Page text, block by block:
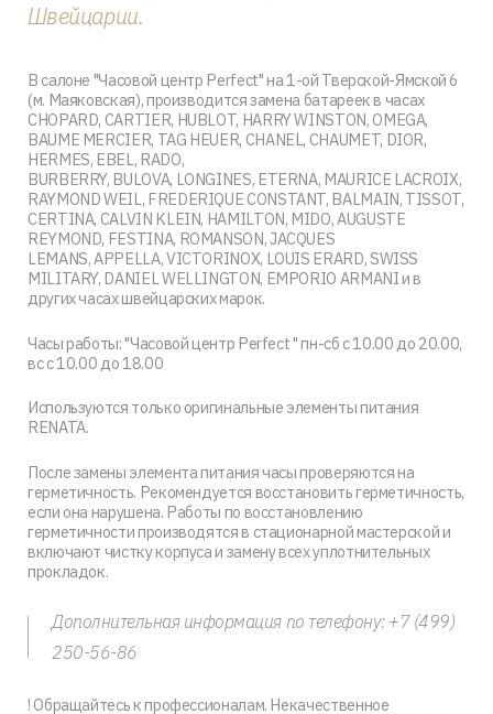
Швейцарии.
В салоне "Часовой центр Perfect" на 1-ой Тверской-Ямской 6
(м. Маяковская), производится замена батареек в часах
CHOPARD, CARTIER, HUBLOT, HARRY WINSTON, OMEGA,
BAUME MERCIER, TAG HEUER, CHANEL, CHAUMET, DIOR,
HERMES, EBEL, RADO,
BURBERRY, BULOVA, LONGINES, ETERNA, MAURICE LACROIX,
RAYMOND WEIL, FREDERIQUE CONSTANT, BALMAIN, TISSOT,
CERTINA, CALVIN KLEIN, HAMILTON, MIDO, AUGUSTE
REYMOND, FESTINA, ROMANSON, JACQUES
LEMANS, APPELLA, VICTORINOX, LOUIS ERARD, SWISS
MILITARY, DANIEL WELLINGTON, EMPORIO ARMANI и в
других часах швейцарских марок.
Часы работы: "Часовой центр Perfect " пн-сб с 10.00 до 20.00,
вс с 10.00 до 18.00
Используются только оригинальные элементы питания
RENATA.
После замены элемента питания часы проверяются на
герметичность. Рекомендуется восстановить герметичность,
если она нарушена. Работы по восстановлению
герметичности производятся в стационарной мастерской и
включают чистку корпуса и замену всех уплотнительных
прокладок.
Дополнительная информация по телефону: +7 (499)
250-56-86
! Обращайтесь к профессионалам. Некачественное